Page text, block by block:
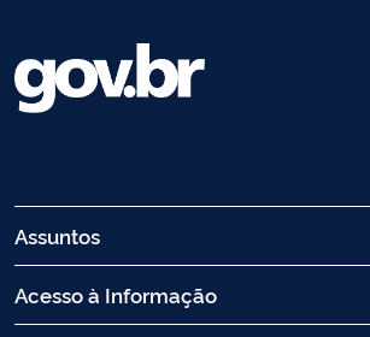
Assuntos
Acesso à Informação